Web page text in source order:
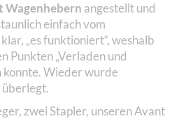
Wagenhebern angestellt und
einfach vom
„es funktioniert“, weshalb
Punkten „Verladen und
konnte. Wieder wurde
zwei Stapler, unseren Avant